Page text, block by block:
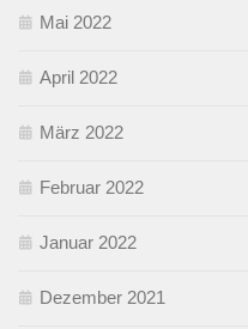
Mai 2022
April 2022
März 2022
Februar 2022
Januar 2022
Dezember 2021